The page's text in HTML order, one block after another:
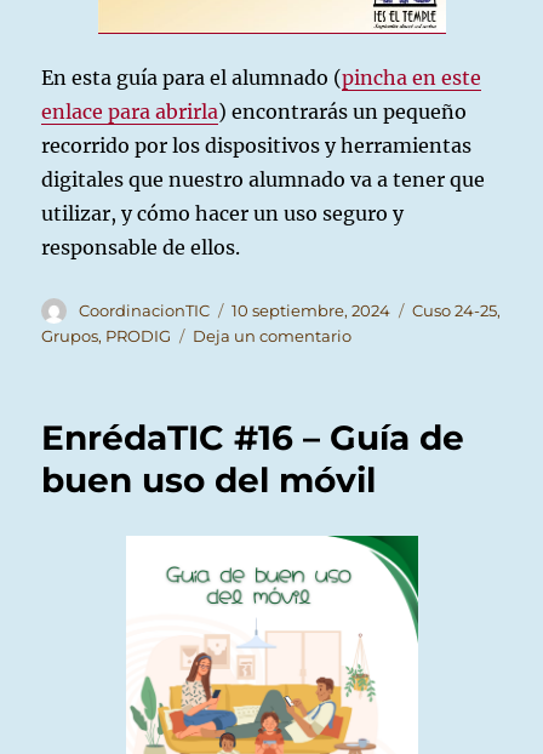
En esta guía para el alumnado (pincha en este
enlace para abrirla) encontrarás un pequeño
recorrido por los dispositivos y herramientas
digitales que nuestro alumnado va a tener que
utilizar, y cómo hacer un uso seguro y
responsable de ellos.
Autor
CoordinacionTIC
Publicado
el
10 septiembre, 2024 Categorías
Cuso 24-25,
Grupos, PRODIG Deja un comentarioen
centro
(alumnado)
EnrédaTIC #16 – Guía de
buen uso del móvil